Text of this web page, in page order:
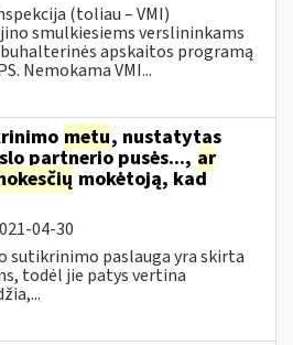
(toliau – VMI)
smulkiesiems verslininkams
apskaitos programą
Nemokama VMI...
metu, nustatytas
partnerio pusės..., ar
mokėtoją, kad
04-30
sutikrinimo paslauga yra skirta
todėl jie patys vertina